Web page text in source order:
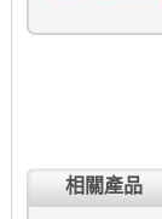
相關產品